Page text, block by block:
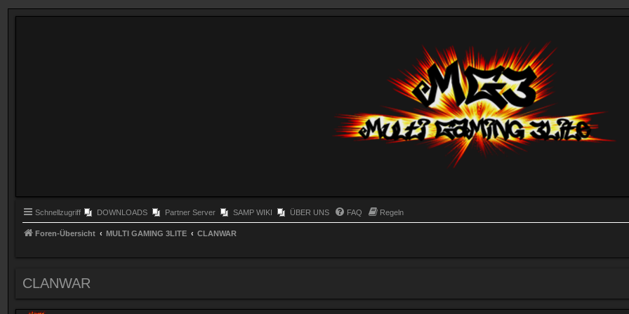
Schnellzugriff DOWNLOADS Partner Server SAMP WIKI ÜBER UNS FAQ Regeln
Foren-Übersicht MULTI GAMING 3LITE CLANWAR
CLANWAR